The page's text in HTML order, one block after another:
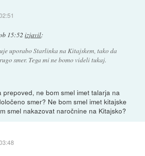
15:52 izjavil:
uporabo Starlinka na Kitajskem, tako da
smer. Tega mi ne bomo videli tukaj.
prepoved, ne bom smel imet talarja na
smer? Ne bom smel imet kitajske
smel nakazovat naročnine na Kitajsko?